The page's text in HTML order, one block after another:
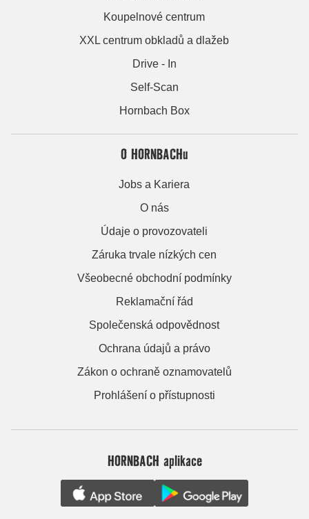
Koupelnové centrum
XXL centrum obkladů a dlažeb
Drive - In
Self-Scan
Hornbach Box
O HORNBACHu
Jobs a Kariera
O nás
Údaje o provozovateli
Záruka trvale nízkých cen
Všeobecné obchodní podmínky
Reklamační řád
Společenská odpovědnost
Ochrana údajů a právo
Zákon o ochraně oznamovatelů
Prohlášení o přístupnosti
HORNBACH aplikace